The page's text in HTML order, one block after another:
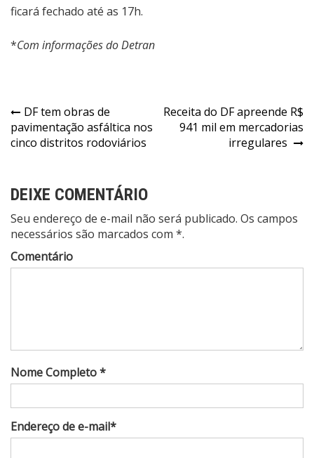
ficará fechado até as 17h.
*Com informações do Detran
Navegação
de
DF tem obras de
pavimentação asfáltica nos
cinco distritos rodoviários
Receita do DF apreende R$
941 mil em mercadorias
irregulares
DEIXE COMENTÁRIO
Seu endereço de e-mail não será publicado. Os campos
necessários são marcados com *.
Comentário
Nome Completo *
Endereço de e-mail*